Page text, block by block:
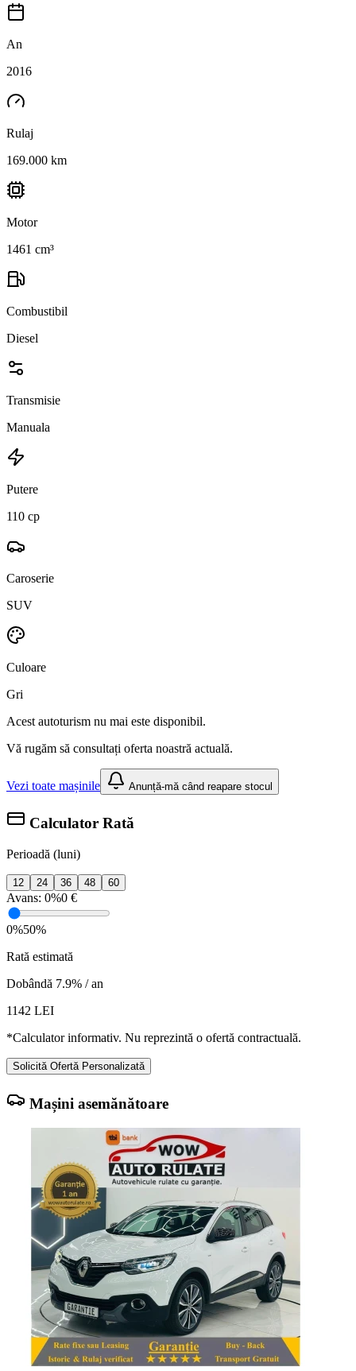
An
2016
Rulaj
169.000 km
Motor
1461 cm³
Combustibil
Diesel
Transmisie
Manuala
Putere
110 cp
Caroserie
SUV
Culoare
Gri
Acest autoturism nu mai este disponibil.
Vă rugăm să consultați oferta noastră actuală.
Vezi toate mașinile Anunță-mă când reapare stocul
Calculator Rată
Perioadă (luni)
12 24 36 48 60
Avans: 0%0 €
0%50%
Rată estimată
Dobândă 7.9% / an
1142 LEI
*Calculator informativ. Nu reprezintă o ofertă contractuală.
Solicită Ofertă Personalizată
Mașini asemănătoare